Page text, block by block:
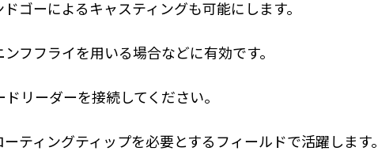
ゴーによるキャスティングも可能にします。
フフライを用いる場合などに有効です。
リーダーを接続してください。
ティングティップを必要とするフィールドで活躍します。